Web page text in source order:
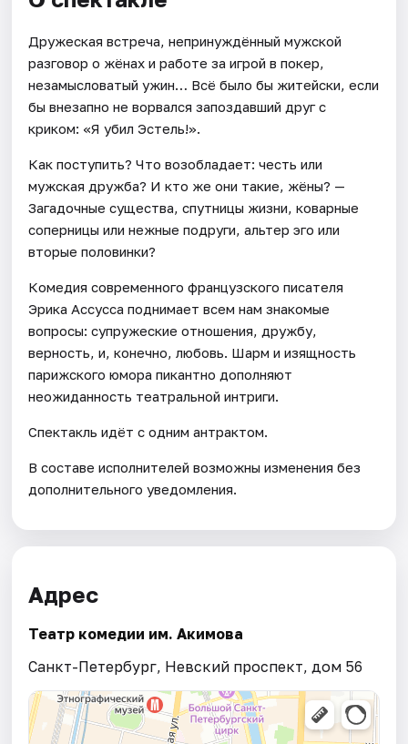
Дружеская встреча, непринуждённый мужской
разговор о жёнах и работе за игрой в покер,
незамысловатый ужин… Всё было бы житейски, если
бы внезапно не ворвался запоздавший друг с
криком: «Я убил Эстель!».
Как поступить? Что возобладает: честь или
мужская дружба? И кто же они такие, жёны? —
Загадочные существа, спутницы жизни, коварные
соперницы или нежные подруги, альтер эго или
вторые половинки?
Комедия современного французского писателя
Эрика Ассусса поднимает всем нам знакомые
вопросы: супружеские отношения, дружбу,
верность, и, конечно, любовь. Шарм и изящность
парижского юмора пикантно дополняют
неожиданность театральной интриги.
Спектакль идёт с одним антрактом.
В составе исполнителей возможны изменения без
дополнительного уведомления.
Адрес
Театр комедии им. Акимова
Санкт-Петербург, Невский проспект, дом 56